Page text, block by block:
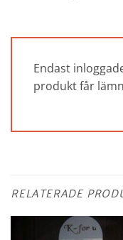
Endast
produkt får
RELATERADE